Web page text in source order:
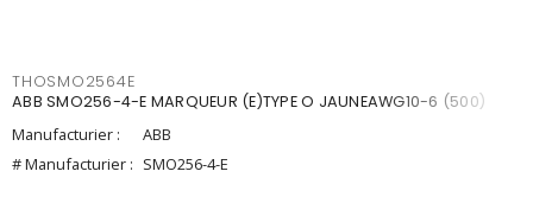
THOSMO2564E
ABB SMO256-4-E MARQUEUR (E)TYPE O JAUNEAWG10-6 (500)
Manufacturier :
ABB
# Manufacturier : SMO256-4-E